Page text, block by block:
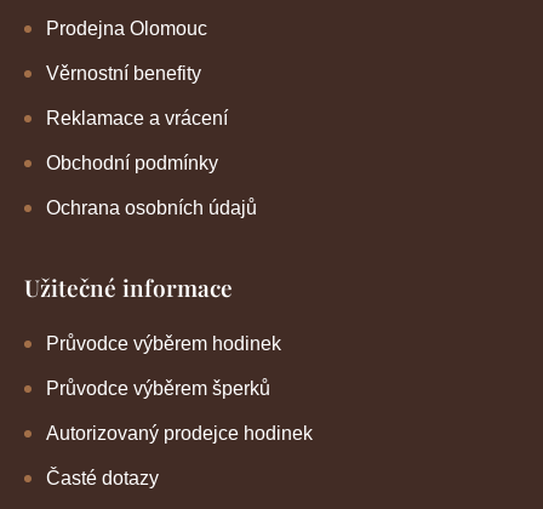
Prodejna Olomouc
Věrnostní benefity
Reklamace a vrácení
Obchodní podmínky
Ochrana osobních údajů
Užitečné informace
Průvodce výběrem hodinek
Průvodce výběrem šperků
Autorizovaný prodejce hodinek
Časté dotazy